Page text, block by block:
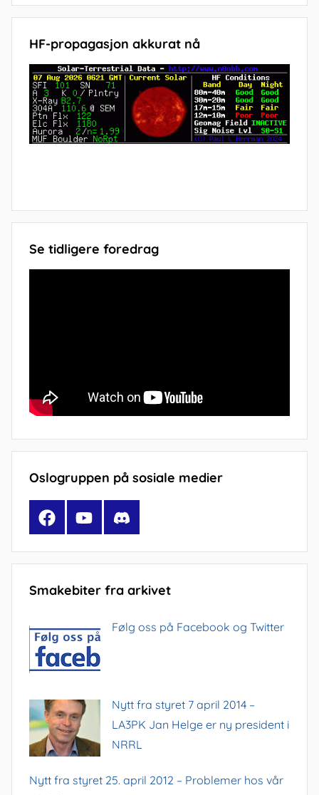
HF-propagasjon akkurat nå
Se tidligere foredrag
Oslogruppen på sosiale medier
FacebookYouTubeDiscord
Smakebiter fra arkivet
Følg oss på Facebook og Twitter
Nytt fra styret 7 april 2014 –
LA3PK Jan Helge er ny president i
NRRL
Nytt fra styret 25. april 2012 – Problemer hos vår